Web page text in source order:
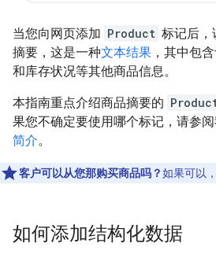
当您向网页添加 Product 标记后，
摘要，这是一种文本结果 ，其中包
和库存状况等其他商品信息。
本指南重点介绍商品摘要的
果您不确定要使用哪个标记，请参
简介。
客户可以从您那购买商品吗？如果可以
如何添加结构化数据